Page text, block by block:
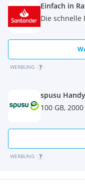
Einfach in
Die schnelle
WERBUNG
spusu
100 GB,
WERBUNG